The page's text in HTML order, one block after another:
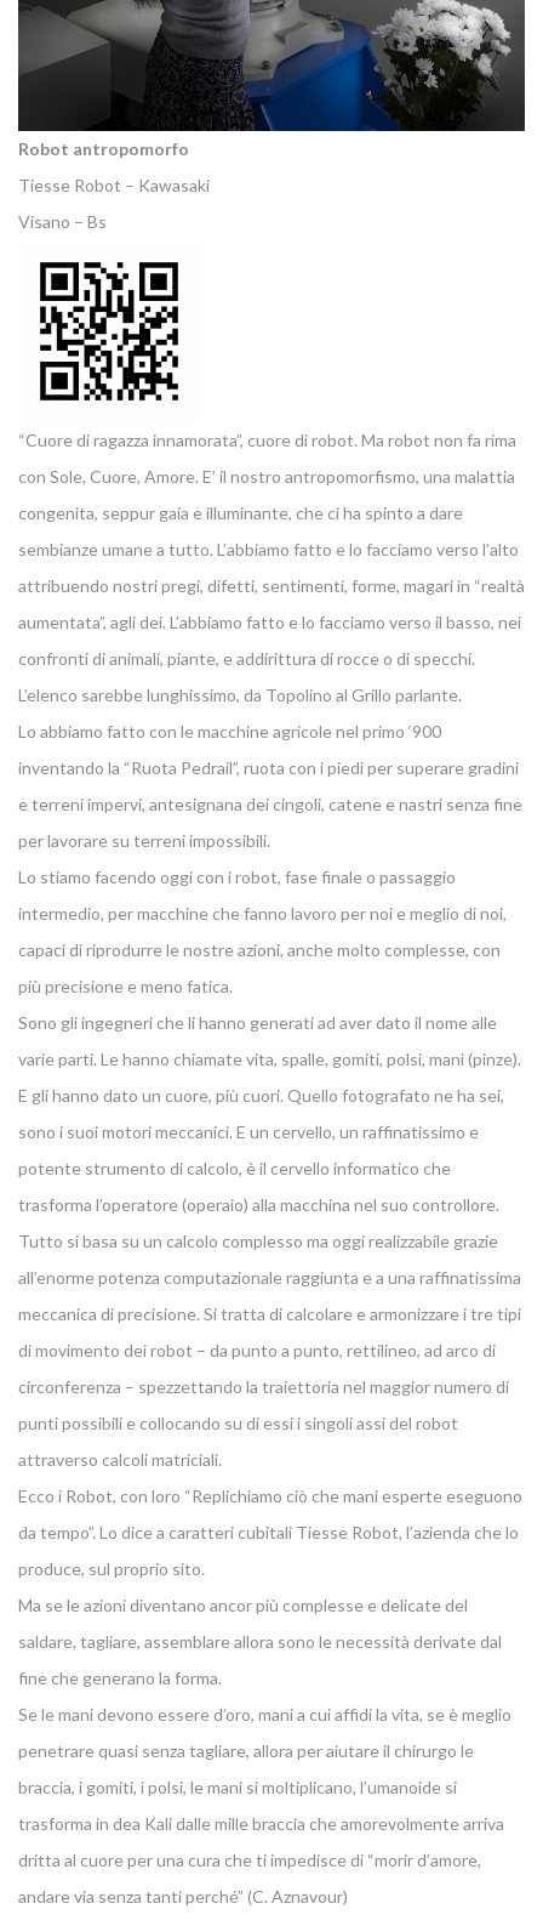
Robot antropomorfo
Tiesse Robot – Kawasaki
Visano – Bs
“Cuore di ragazza innamorata”, cuore di robot. Ma robot non fa rima
con Sole, Cuore, Amore. E’ il nostro antropomorfismo, una malattia
congenita, seppur gaia e illuminante, che ci ha spinto a dare
sembianze umane a tutto. L’abbiamo fatto e lo facciamo verso l’alto
attribuendo nostri pregi, difetti, sentimenti, forme, magari in “realtà
aumentata”, agli dei. L’abbiamo fatto e lo facciamo verso il basso, nei
confronti di animali, piante, e addirittura di rocce o di specchi.
L’elenco sarebbe lunghissimo, da Topolino al Grillo parlante.
Lo abbiamo fatto con le macchine agricole nel primo ‘900
inventando la “Ruota Pedrail”, ruota con i piedi per superare gradini
e terreni impervi, antesignana dei cingoli, catene e nastri senza fine
per lavorare su terreni impossibili.
Lo stiamo facendo oggi con i robot, fase finale o passaggio
intermedio, per macchine che fanno lavoro per noi e meglio di noi,
capaci di riprodurre le nostre azioni, anche molto complesse, con
più precisione e meno fatica.
Sono gli ingegneri che li hanno generati ad aver dato il nome alle
varie parti. Le hanno chiamate vita, spalle, gomiti, polsi, mani (pinze).
E gli hanno dato un cuore, più cuori. Quello fotografato ne ha sei,
sono i suoi motori meccanici. E un cervello, un raffinatissimo e
potente strumento di calcolo, è il cervello informatico che
trasforma l’operatore (operaio) alla macchina nel suo controllore.
Tutto si basa su un calcolo complesso ma oggi realizzabile grazie
all’enorme potenza computazionale raggiunta e a una raffinatissima
meccanica di precisione. Si tratta di calcolare e armonizzare i tre tipi
di movimento dei robot – da punto a punto, rettilineo, ad arco di
circonferenza – spezzettando la traiettoria nel maggior numero di
punti possibili e collocando su di essi i singoli assi del robot
attraverso calcoli matriciali.
Ecco i Robot, con loro “Replichiamo ciò che mani esperte eseguono
da tempo”. Lo dice a caratteri cubitali Tiesse Robot, l’azienda che lo
produce, sul proprio sito.
Ma se le azioni diventano ancor più complesse e delicate del
saldare, tagliare, assemblare allora sono le necessità derivate dal
fine che generano la forma.
Se le mani devono essere d’oro, mani a cui affidi la vita, se è meglio
penetrare quasi senza tagliare, allora per aiutare il chirurgo le
braccia, i gomiti, i polsi, le mani si moltiplicano, l’umanoide si
trasforma in dea Kali dalle mille braccia che amorevolmente arriva
dritta al cuore per una cura che ti impedisce di “morir d’amore,
andare via senza tanti perché” (C. Aznavour)